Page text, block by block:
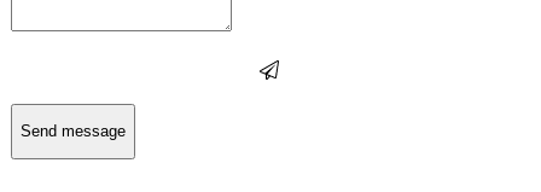
Send message